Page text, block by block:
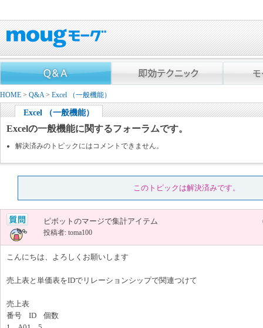
HOME > Q&A> Excel （一般機能）
Excel （一般機能）
Excelの一般機能に関するフォーラムです。
解決済みのトピックにはコメントできません。
このトピックは解決済みです。
ピボットのマージで集計アイテム
投稿者: toma100
こんにちは、よろしくお願いします
売上表と単価表をIDでリレーションシップで関連つけて
売上表
番号 ID 個数